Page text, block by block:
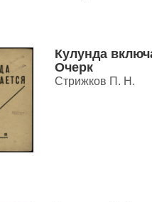
Кулунда
Очерк
Стрижков П. Н.